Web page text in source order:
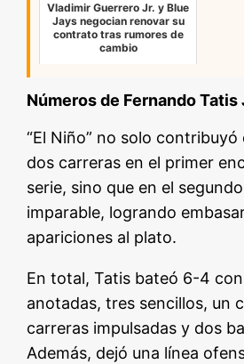
Vladimir Guerrero Jr. y Blue
Jays negocian renovar su
contrato tras rumores de
cambio
Números de Fernando Tatis
“El Niño” no solo
dos carreras en el primer
serie, sino que en el
imparable, logrando
apariciones al plato.
En total, Tatis bateó 6-4
anotadas, tres sencillos, un
carreras impulsadas y dos
Además, dejó una línea